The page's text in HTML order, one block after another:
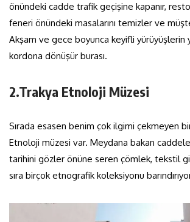
önündeki cadde trafik geçişine kapanır,
feneri önündeki masalarını temizler ve
Akşam ve gece boyunca keyifli yürüyüşlerin
kordona dönüşür burası.
2.Trakya Etnoloji Müzesi
Sırada esasen benim çok ilgimi çekmeyen
Etnoloji müzesi var. Meydana bakan
tarihini gözler önüne seren çömlek, tekstil
sıra birçok etnografik koleksiyonu